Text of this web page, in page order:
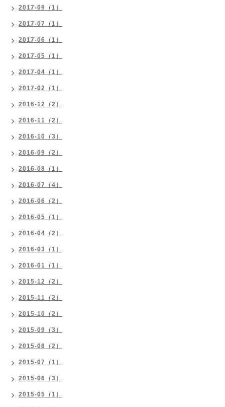
2017-09（1）
2017-07（1）
2017-06（1）
2017-05（1）
2017-04（1）
2017-02（1）
2016-12（2）
2016-11（2）
2016-10（3）
2016-09（2）
2016-08（1）
2016-07（4）
2016-06（2）
2016-05（1）
2016-04（2）
2016-03（1）
2016-01（1）
2015-12（2）
2015-11（2）
2015-10（2）
2015-09（3）
2015-08（2）
2015-07（1）
2015-06（3）
2015-05（1）